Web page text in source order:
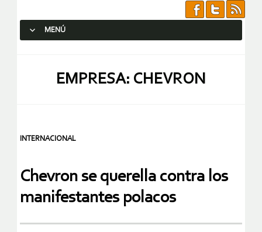
MENÚ
EMPRESA: CHEVRON
INTERNACIONAL
Chevron se querella contra los
manifestantes polacos